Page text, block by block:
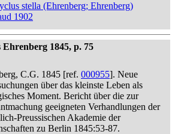
stella (Ehrenberg; Ehrenberg)
1902
1845, p. 75
C.G. 1845 [ref. 000955]. Neue
über das kleinste Leben als
Moment. Bericht über die zur
geeigneten Verhandlungen der
Preussischen Akademie der
zu Berlin 1845:53-87.